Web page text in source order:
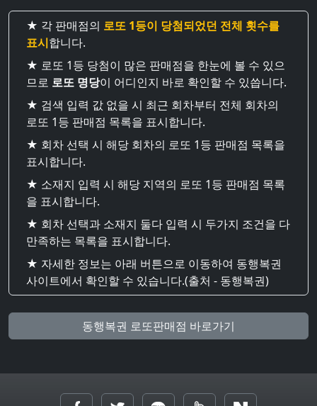
★ 각 판매점의 로또 1등이 당첨되었던 전체 횟수를
표시합니다.
★ 로또 1등 당첨이 많은 판매점을 한눈에 볼 수 있으
므로 로또 명당이 어디인지 바로 확인할 수 있씁니다.
★ 검색 입력 값 없을 시 최근 회차부터 전체 회차의
로또 1등 판매점 목록을 표시합니다.
★ 회차 선택 시 해당 회차의 로또 1등 판매점 목록을
표시합니다.
★ 소재지 입력 시 해당 지역의 로또 1등 판매점 목록
을 표시합니다.
★ 회차 선택과 소재지 둘다 입력 시 두가지 조건을 다
만족하는 목록을 표시합니다.
★ 자세한 정보는 아래 버튼으로 이동하여 동행복권
사이트에서 확인할 수 있습니다.(출처 - 동행복권)
동행복권 로또판매점 바로가기